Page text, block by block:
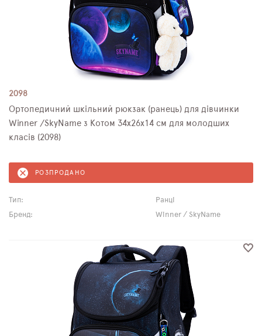
2098
Ортопедичний шкільний рюкзак (ранець) для дівчинки
Winner /SkyName з Котом 34х26х14 см для молодших
класів (2098)
РОЗПРОДАНО
Тип:
Ранці
Бренд:
Winner / SkyName